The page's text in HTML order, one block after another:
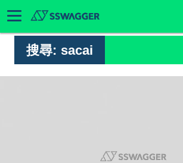
搜尋: sacai